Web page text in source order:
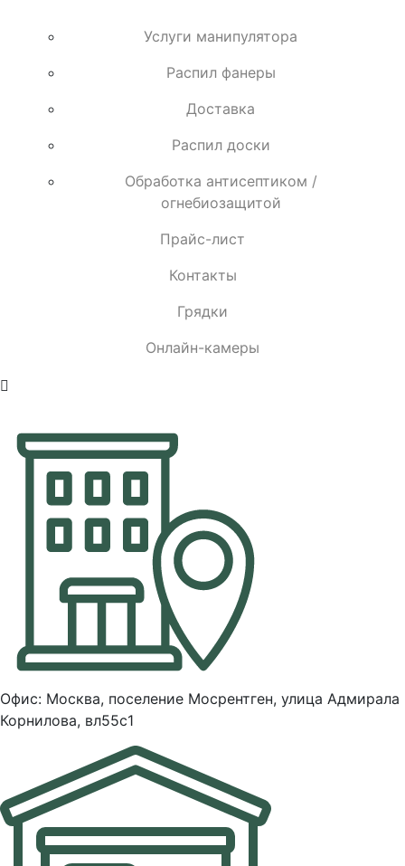
Услуги манипулятора
Распил фанеры
Доставка
Распил доски
Обработка антисептиком /
огнебиозащитой
Прайс-лист
Контакты
Грядки
Онлайн-камеры
Офис: Москва, поселение Мосрентген, улица Адмирала
Корнилова, вл55с1